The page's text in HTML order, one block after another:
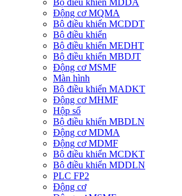
Bộ điều khiển MDDA
Động cơ MQMA
Bộ điều khiển MCDDT
Bộ điều khiển
Bộ điều khiển MEDHT
Bộ điều khiển MBDJT
Động cơ MSMF
Màn hình
Bộ điều khiển MADKT
Động cơ MHMF
Hộp số
Bộ điều khiển MBDLN
Động cơ MDMA
Động cơ MDMF
Bộ điều khiển MCDKT
Bộ điều khiển MDDLN
PLC FP2
Động cơ